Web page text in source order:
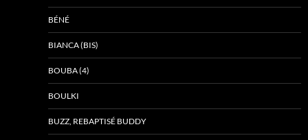
BÉNÉ
BIANCA (BIS)
BOUBA (4)
BOULKI
BUZZ, REBAPTISÉ BUDDY